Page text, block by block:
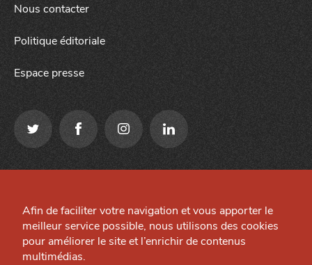
Grande Cause
Nous contacter
Politique éditoriale
Nous contacter
Politique éditoriale
Espace presse
Préférences cookies
Site créé par
Afin de faciliter votre navigation et vous apporter le
meilleur service possible, nous utilisons des cookies
pour améliorer le site et l’enrichir de contenus
multimédias.